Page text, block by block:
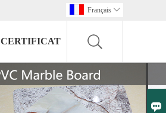

Français 
CERTIFICAT